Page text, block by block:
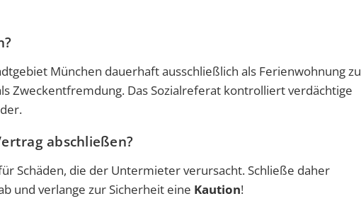
München dauerhaft ausschließlich als Ferienwohnung zu
Zweckentfremdung. Das Sozialreferat kontrolliert verdächtige
abschließen?
Schäden, die der Untermieter verursacht. Schließe daher
und verlange zur Sicherheit eine Kaution!